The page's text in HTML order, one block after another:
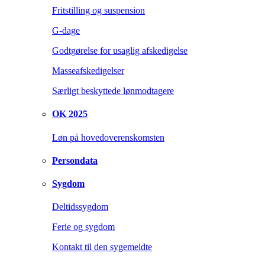
Fritstilling og suspension
G-dage
Godtgørelse for usaglig afskedigelse
Masseafskedigelser
Særligt beskyttede lønmodtagere
OK 2025
Løn på hovedoverenskomsten
Persondata
Sygdom
Deltidssygdom
Ferie og sygdom
Kontakt til den sygemeldte